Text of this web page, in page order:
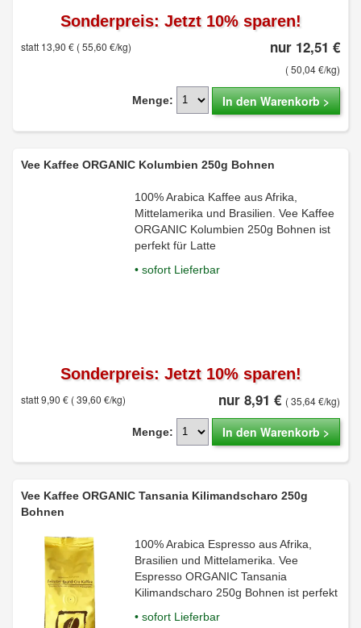
Sonderpreis: Jetzt 10% sparen!
statt 13,90 € ( 55,60 €/kg) nur 12,51 €
( 50,04 €/kg)
Menge: In den Warenkorb >
Vee Kaffee ORGANIC Kolumbien 250g Bohnen
100% Arabica Kaffee aus Afrika,
Mittelamerika und Brasilien. Vee Kaffee
ORGANIC Kolumbien 250g Bohnen ist
perfekt für Latte
• sofort Lieferbar
Sonderpreis: Jetzt 10% sparen!
statt 9,90 € ( 39,60 €/kg) nur 8,91 € ( 35,64 €/kg)
Menge: In den Warenkorb >
Vee Kaffee ORGANIC Tansania Kilimandscharo 250g
Bohnen
100% Arabica Espresso aus Afrika,
Brasilien und Mittelamerika. Vee
Espresso ORGANIC Tansania
Kilimandscharo 250g Bohnen ist perfekt
• sofort Lieferbar